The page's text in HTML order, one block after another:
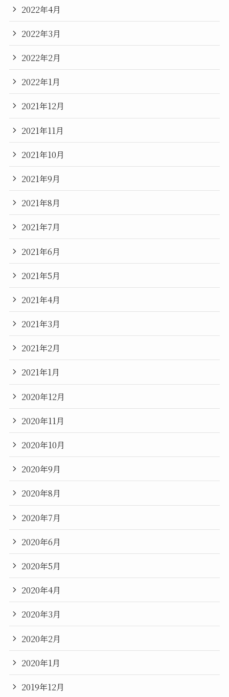
2022年4月
2022年3月
2022年2月
2022年1月
2021年12月
2021年11月
2021年10月
2021年9月
2021年8月
2021年7月
2021年6月
2021年5月
2021年4月
2021年3月
2021年2月
2021年1月
2020年12月
2020年11月
2020年10月
2020年9月
2020年8月
2020年7月
2020年6月
2020年5月
2020年4月
2020年3月
2020年2月
2020年1月
2019年12月